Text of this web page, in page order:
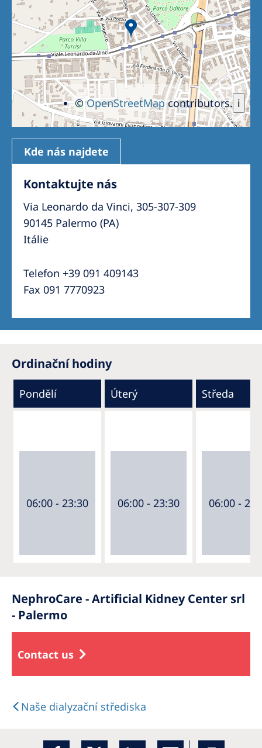
i
©OpenStreetMapcontributors.
Kde nás najdete
Kontaktujte nás
Via Leonardo da Vinci, 305-307-309
90145 Palermo (PA)
Itálie
Telefon +39 091 409143
Fax 091 7770923
Ordinační hodiny
Pondělí Úterý Středa
06:00 - 23:30 06:00 - 23:30 06:00 -
NephroCare - Artificial Kidney Center srl
- Palermo
Contact us
Naše dialyzační střediska